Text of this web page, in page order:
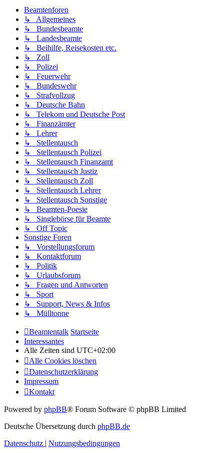
Beamtenforen
↳ Allgemeines
↳ Bundesbeamte
↳ Landesbeamte
↳ Beihilfe, Reisekosten etc.
↳ Zoll
↳ Polizei
↳ Feuerwehr
↳ Bundeswehr
↳ Strafvollzug
↳ Deutsche Bahn
↳ Telekom und Deutsche Post
↳ Finanzämter
↳ Lehrer
↳ Stellentausch
↳ Stellentausch Polizei
↳ Stellentausch Finanzamt
↳ Stellentausch Justiz
↳ Stellentausch Zoll
↳ Stellentausch Lehrer
↳ Stellentausch Sonstige
↳ Beamten-Poesie
↳ Singlebörse für Beamte
↳ Off Topic
Sonstige Foren
↳ Vorstellungsforum
↳ Kontaktforum
↳ Politik
↳ Urlaubsforum
↳ Fragen und Antworten
↳ Sport
↳ Support, News & Infos
↳ Mülltonne
Beamtentalk Startseite
Interessantes
Alle Zeiten sind UTC+02:00
Alle Cookies löschen
Datenschutzerklärung
Impressum
Kontakt
Powered by phpBB® Forum Software © phpBB Limited
Deutsche Übersetzung durch phpBB.de
Datenschutz | Nutzungsbedingungen